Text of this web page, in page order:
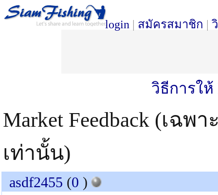
login | สมัครสมาชิก |
วิธีการให้
Market Feedback (เฉ
เท่านั้น)
asdf2455 (0 )